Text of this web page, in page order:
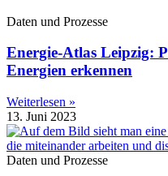
Daten und Prozesse
Energie-Atlas Leipzig:
Energien erkennen
Weiterlesen »
13. Juni 2023
Daten und Prozesse